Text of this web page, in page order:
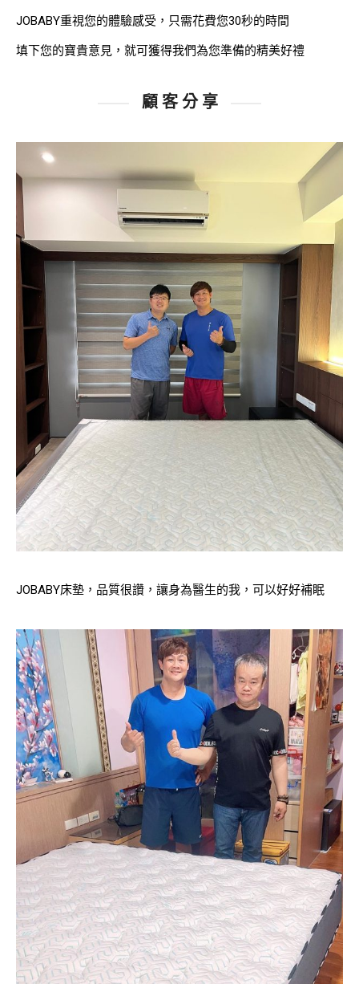
JOBABY重視您的體驗感受，只需花費您30秒的時間
填下您的寶貴意見，就可獲得我們為您準備的精美好禮
顧 客 分 享
JOBABY床墊，品質很讚，讓身為醫生的我，可以好好補眠